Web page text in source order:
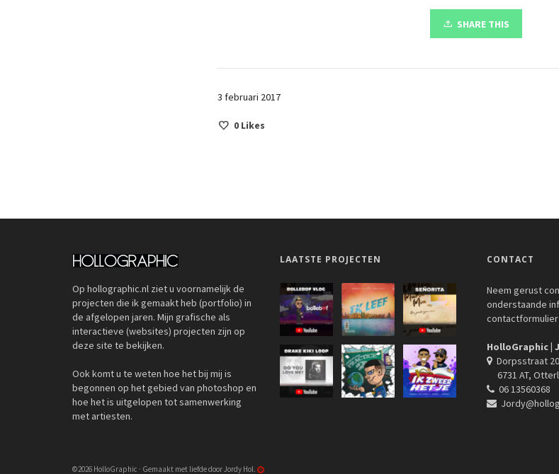
SHARE THIS
3 februari 2017
0 Likes
Op hollographic.nl ziet u voornamelijk de
projecten die ik gemaakt heb (portfolio) in
de afgelopen jaren. Mijn grafische als
interactieve (websites) projecten zijn op
deze site te bekijken.
Ook komt u te weten hoe het bij mij is
begonnen op het gebied van photoshop en
hoe het is uitgelopen tot samenwerking
met artiesten.
LAATSTE PROJECTEN CONTACT
Neem gerust
onderstaande
HolloGraphic |
Dorpsstraat 20
6731 AT,
06 13560368
©2026 HolloGraphic · Gemaakt met liefde door Jordy Hol.